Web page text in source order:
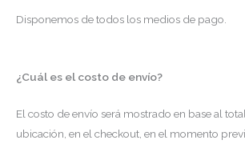
Disponemos de todos los medios de pago.
¿Cuál es el costo de envío?
El costo de envío será mostrado en base al
ubicación, en el checkout, en el momento